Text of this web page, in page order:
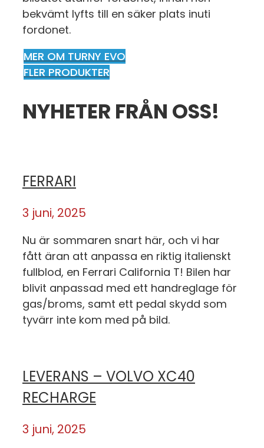
bekvämt lyfts till en säker plats inuti
fordonet.
MER OM TURNY EVO
FLER PRODUKTER
NYHETER FRÅN OSS!
FERRARI
3 juni, 2025
Nu är sommaren snart här, och vi har
fått äran att anpassa en riktig italienskt
fullblod, en Ferrari California T! Bilen har
blivit anpassad med ett handreglage för
gas/broms, samt ett pedal skydd som
tyvärr inte kom med på bild.
LEVERANS – VOLVO XC40
RECHARGE
3 juni, 2025